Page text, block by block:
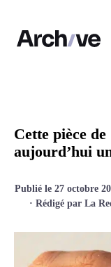
contenu
Cette pièce
aujourd’hui
Publié le 27 octobre
· Rédigé par La